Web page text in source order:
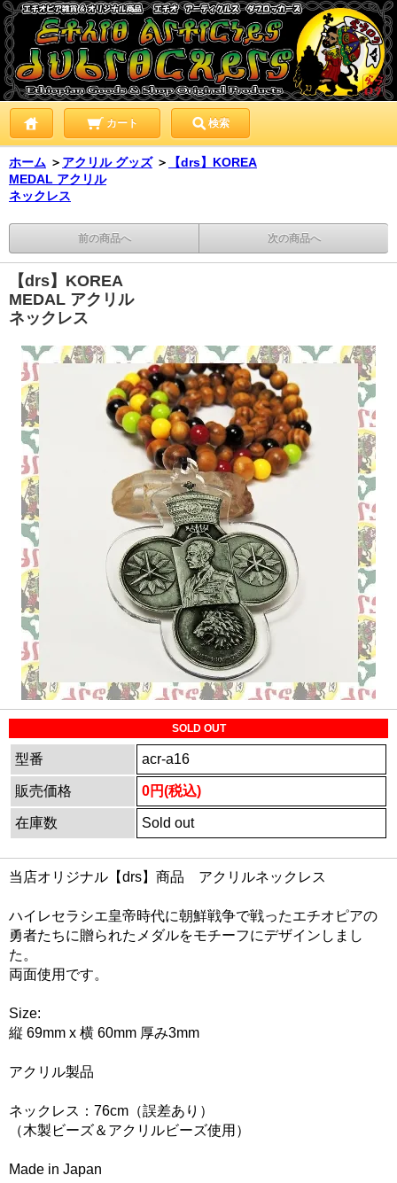
カート 検索
ホーム ＞ アクリル グッズ ＞
【drs】KOREA
MEDAL アクリル
ネックレス
前の商品へ 次の商品へ
【drs】KOREA
MEDAL アクリル
ネックレス
SOLD OUT
型番 acr-a16
販売価格 0円(税込)
在庫数 Sold out
当店オリジナル【drs】商品 アクリルネックレス
ハイレセラシエ皇帝時代に朝鮮戦争で戦ったエチオピアの
勇者たちに贈られたメダルをモチーフにデザインしまし
た。
両面使用です。
Size:
縦 69mm x 横 60mm 厚み3mm
アクリル製品
ネックレス：76cm（誤差あり）
（木製ビーズ＆アクリルビーズ使用）
Made in Japan